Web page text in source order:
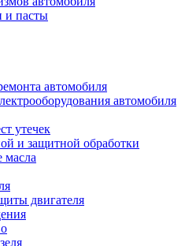
и пасты
автомобиля
автомобиля
утечек
и защитной обработки
масла
двигателя